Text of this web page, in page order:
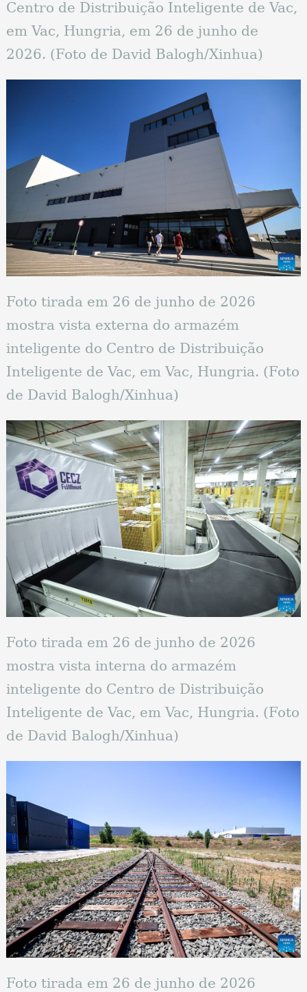
Centro de Distribuição Inteligente de Vac,
em Vac, Hungria, em 26 de junho de
2026. (Foto de David Balogh/Xinhua)
Foto tirada em 26 de junho de 2026
mostra vista externa do armazém
inteligente do Centro de Distribuição
Inteligente de Vac, em Vac, Hungria. (Foto
de David Balogh/Xinhua)
Foto tirada em 26 de junho de 2026
mostra vista interna do armazém
inteligente do Centro de Distribuição
Inteligente de Vac, em Vac, Hungria. (Foto
de David Balogh/Xinhua)
Foto tirada em 26 de junho de 2026